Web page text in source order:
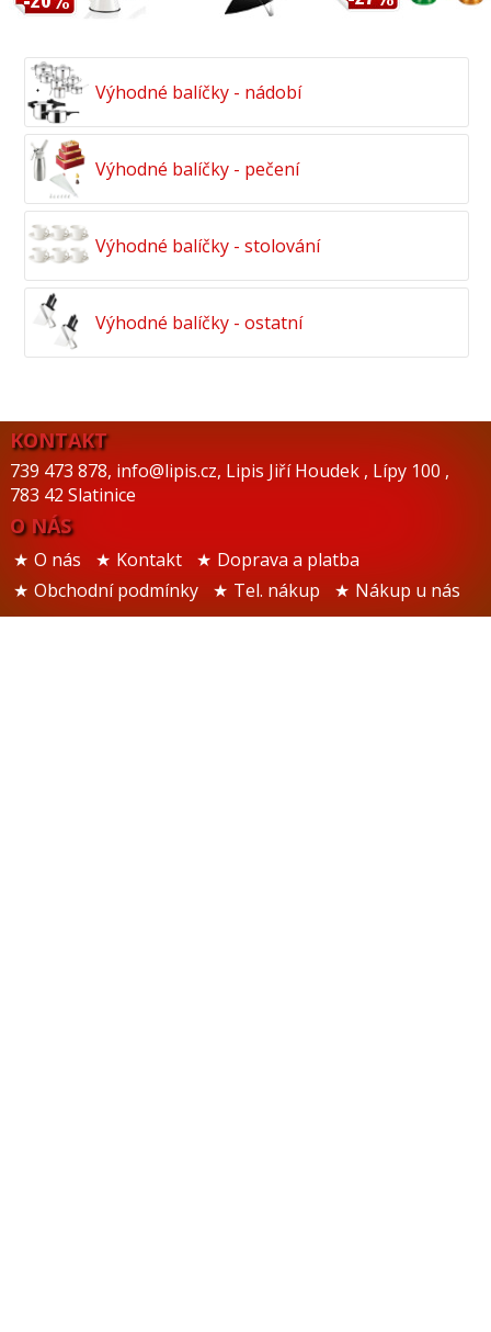
Výhodné balíčky - nádobí
Výhodné balíčky - pečení
Výhodné balíčky - stolování
Výhodné balíčky - ostatní
KONTAKT
739 473 878, info@lipis.cz, Lipis Jiří Houdek , Lípy 100 ,
783 42 Slatinice
O NÁS
O nás Kontakt
Doprava a platba
Obchodní podmínky
Tel. nákup Nákup u nás